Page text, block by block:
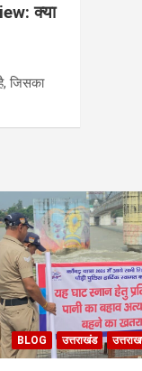
क्या
जिसका
BLOG उत्तराखंड